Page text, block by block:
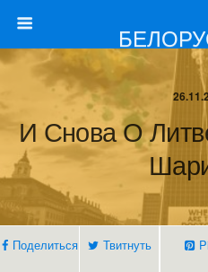
И Снова О
Поделиться Твитнуть